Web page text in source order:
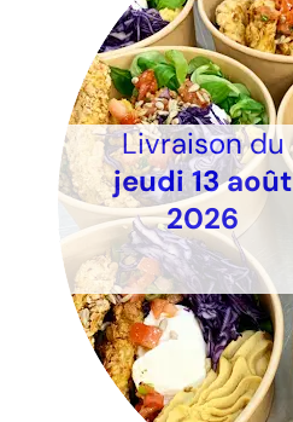
Livraison du
jeudi 13 août
2026